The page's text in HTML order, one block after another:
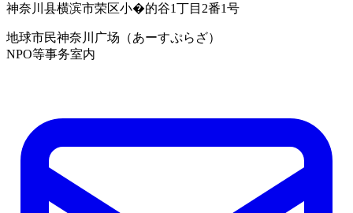
神奈川县横滨市荣区小�的谷1丁目2番1号
地球市民神奈川广场（あーすぷらざ）
NPO等事务室内